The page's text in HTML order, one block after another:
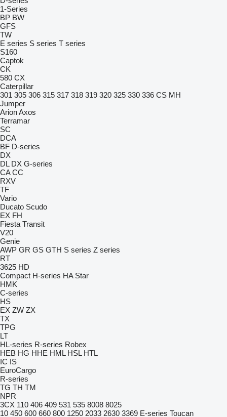
1-Series
BP BW
GFS
TW
E series S series T series
S160
Captok
CK
580 CX
Caterpillar
301 305 306 315 317 318 319 320 325 330 336 CS MH
Jumper
ArionAxos
Terramar
SC
DCA
BF D-series
DX
DL DX G-series
CA CC
RXV
TF
Vario
Ducato Scudo
EX FH
Fiesta Transit
V20
Genie
AWP GR GS GTH S series Z series
RT
3625 HD
Compact H-series HA Star
HMK
C-series
HS
EX ZW ZX
TX
TPG
LT
HL-series R-series Robex
HEB HG HHE HML HSL HTL
IC IS
EuroCargo
R-series
TG TH TM
NPR
3CX 110 406 409 531 535 8008 8025
10 450 600 660 800 1250 2033 2630 3369 E-series Toucan